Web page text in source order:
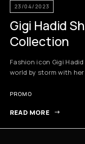
23/04/2023
Gigi Hadid
Collection
Fashion icon Gigi
world by storm with
PROMO
READ MORE